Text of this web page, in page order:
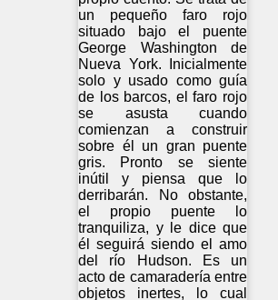
un pequeño faro rojo
situado bajo el puente
George Washington de
Nueva York. Inicialmente
solo y usado como guía
de los barcos, el faro rojo
se asusta cuando
comienzan a construir
sobre él un gran puente
gris. Pronto se siente
inútil y piensa que lo
derribarán. No obstante,
el propio puente lo
tranquiliza, y le dice que
él seguirá siendo el amo
del río Hudson. Es un
acto de camaradería entre
objetos inertes, lo cual